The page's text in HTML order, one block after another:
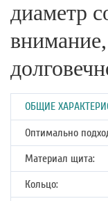
диаметр
внимание,
ОБЩИЕ
Оптимально
Материал щита:
Кольцо: